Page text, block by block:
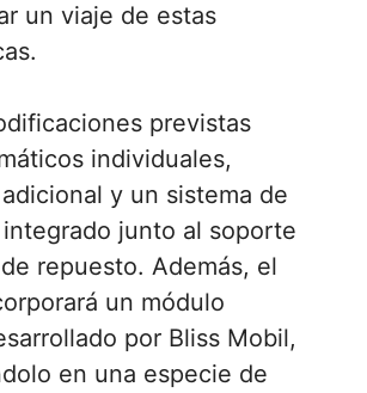
un viaje de estas
previstas
individuales,
y un sistema de
junto al soporte
repuesto. Además, el
un módulo
por Bliss Mobil,
en una especie de